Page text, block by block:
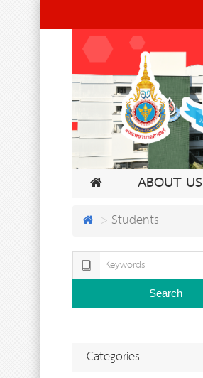
ABOUT US
Students
Search
Categories